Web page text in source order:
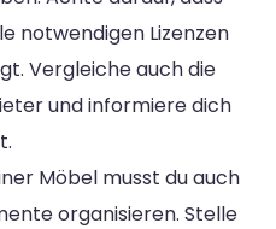
notwendigen Lizenzen
Vergleiche auch die
und informiere dich
Möbel musst du auch
organisieren. Stelle